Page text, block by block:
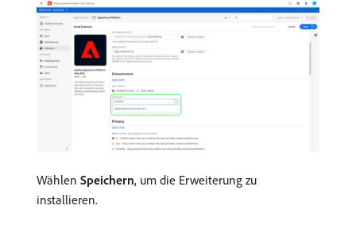
Wählen Speichern, um die Erweiterung zu
installieren.